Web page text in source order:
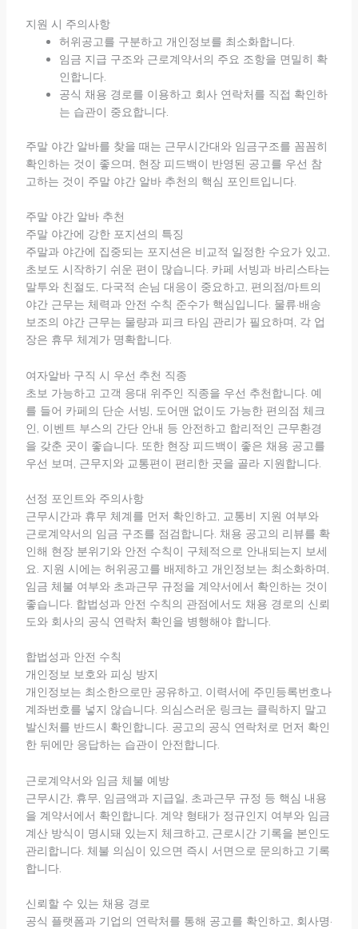
지원 시 주의사항
허위공고를 구분하고 개인정보를 최소화합니다.
임금 지급 구조와 근로계약서의 주요 조항을 면밀히 확
인합니다.
공식 채용 경로를 이용하고 회사 연락처를 직접 확인하
는 습관이 중요합니다.
주말 야간 알바를 찾을 때는 근무시간대와 임금구조를 꼼꼼히
확인하는 것이 좋으며, 현장 피드백이 반영된 공고를 우선 참
고하는 것이 주말 야간 알바 추천의 핵심 포인트입니다.
주말 야간 알바 추천
주말 야간에 강한 포지션의 특징
주말과 야간에 집중되는 포지션은 비교적 일정한 수요가 있고,
초보도 시작하기 쉬운 편이 많습니다. 카페 서빙과 바리스타는
말투와 친절도, 다국적 손님 대응이 중요하고, 편의점/마트의
야간 근무는 체력과 안전 수칙 준수가 핵심입니다. 물류·배송
보조의 야간 근무는 물량과 피크 타임 관리가 필요하며, 각 업
장은 휴무 체계가 명확합니다.
여자알바 구직 시 우선 추천 직종
초보 가능하고 고객 응대 위주인 직종을 우선 추천합니다. 예
를 들어 카페의 단순 서빙, 도어맨 없이도 가능한 편의점 체크
인, 이벤트 부스의 간단 안내 등 안전하고 합리적인 근무환경
을 갖춘 곳이 좋습니다. 또한 현장 피드백이 좋은 채용 공고를
우선 보며, 근무지와 교통편이 편리한 곳을 골라 지원합니다.
선정 포인트와 주의사항
근무시간과 휴무 체계를 먼저 확인하고, 교통비 지원 여부와
근로계약서의 임금 구조를 점검합니다. 채용 공고의 리뷰를 확
인해 현장 분위기와 안전 수칙이 구체적으로 안내되는지 보세
요. 지원 시에는 허위공고를 배제하고 개인정보는 최소화하며,
임금 체불 여부와 초과근무 규정을 계약서에서 확인하는 것이
좋습니다. 합법성과 안전 수칙의 관점에서도 채용 경로의 신뢰
도와 회사의 공식 연락처 확인을 병행해야 합니다.
합법성과 안전 수칙
개인정보 보호와 피싱 방지
개인정보는 최소한으로만 공유하고, 이력서에 주민등록번호나
계좌번호를 넣지 않습니다. 의심스러운 링크는 클릭하지 말고
발신처를 반드시 확인합니다. 공고의 공식 연락처로 먼저 확인
한 뒤에만 응답하는 습관이 안전합니다.
근로계약서와 임금 체불 예방
근무시간, 휴무, 임금액과 지급일, 초과근무 규정 등 핵심 내용
을 계약서에서 확인합니다. 계약 형태가 정규인지 여부와 임금
계산 방식이 명시돼 있는지 체크하고, 근로시간 기록을 본인도
관리합니다. 체불 의심이 있으면 즉시 서면으로 문의하고 기록
합니다.
신뢰할 수 있는 채용 경로
공식 플랫폼과 기업의 연락처를 통해 공고를 확인하고, 회사명·